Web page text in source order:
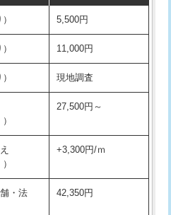
38,500円
22,000円
16,500円
現場見積
格です。
プ
22,000円+材料費
栓） 16,500円
5,500円
11,000円
現地調査
27,500円～
+3,300円/ｍ
・法
42,350円